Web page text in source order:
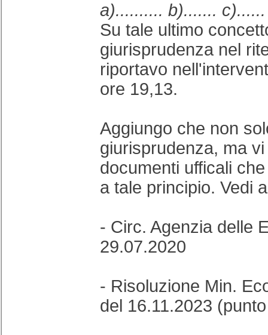
a).......... b)....... c)......
Su tale ultimo
giurisprudenza nel
riportavo
ore 19,13.
Aggiungo che non
giurisprudenza, ma
documenti ufficali
a tale principio. Vedi
- Circ. Agenzia delle
29.07.2020
- Risoluzione Min.
del 16.11.2023